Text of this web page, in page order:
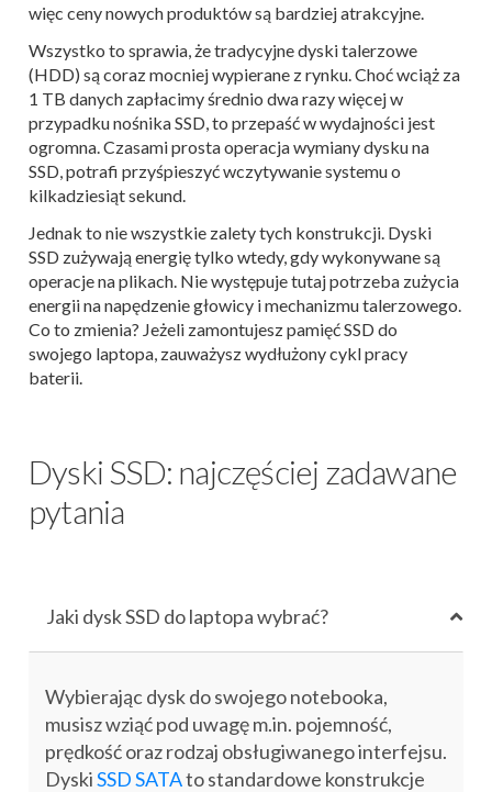
więc ceny nowych produktów są bardziej atrakcyjne.
Wszystko to sprawia, że tradycyjne dyski talerzowe
(HDD) są coraz mocniej wypierane z rynku. Choć wciąż za
1 TB danych zapłacimy średnio dwa razy więcej w
przypadku nośnika SSD, to przepaść w wydajności jest
ogromna. Czasami prosta operacja wymiany dysku na
SSD, potrafi przyśpieszyć wczytywanie systemu o
kilkadziesiąt sekund.
Jednak to nie wszystkie zalety tych konstrukcji. Dyski
SSD zużywają energię tylko wtedy, gdy wykonywane są
operacje na plikach. Nie występuje tutaj potrzeba zużycia
energii na napędzenie głowicy i mechanizmu talerzowego.
Co to zmienia? Jeżeli zamontujesz pamięć SSD do
swojego laptopa, zauważysz wydłużony cykl pracy
baterii.
Dyski SSD: najczęściej zadawane
pytania
Jaki dysk SSD do laptopa wybrać?
Wybierając dysk do swojego notebooka,
musisz wziąć pod uwagę m.in. pojemność,
prędkość oraz rodzaj obsługiwanego interfejsu.
DyskiSSD SATAto standardowe konstrukcje